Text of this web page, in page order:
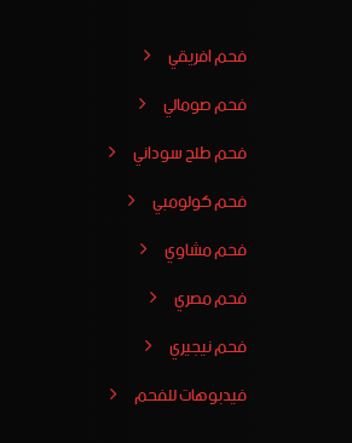
فحم افريقي
فحم صومالي
فحم طلح سوداني
فحم كولومبي
فحم مشاوي
فحم مصري
فحم نيجيري
فيدبوهات للفحم